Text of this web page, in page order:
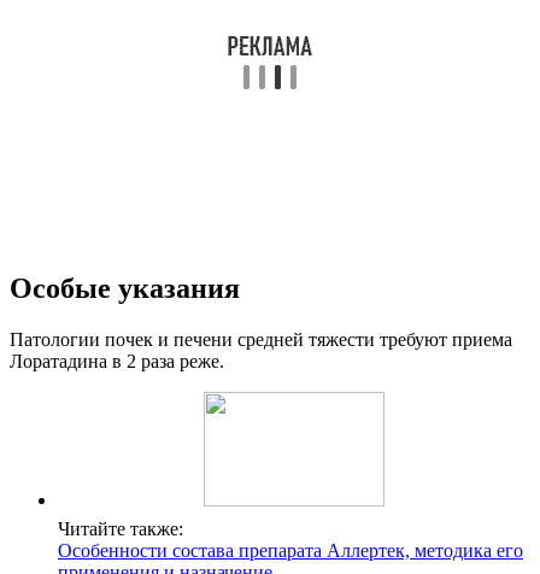
лекарственными веществами
принимаются антибиотики, воздействующие на
грамотрицательные бактерии, поскольку эти
антибактериальные средства увеличивают концентрацию
содержащегося в кровяной плазме Лоратадина.
Отзывы о Лоратадине
Анализ отзывов пациентов, принимающих Лоратадин,